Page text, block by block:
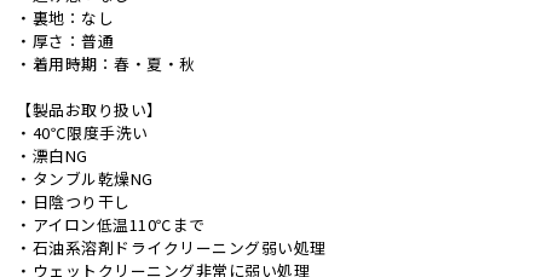
・裏地：なし
・厚さ：普通
・着用時期：春・夏・秋
【製品お取り扱い】
・40℃限度手洗い
・漂白NG
・タンブル乾燥NG
・日陰つり干し
・アイロン低温110℃まで
・石油系溶剤ドライクリーニング弱い処理
・ウェットクリーニング非常に弱い処理